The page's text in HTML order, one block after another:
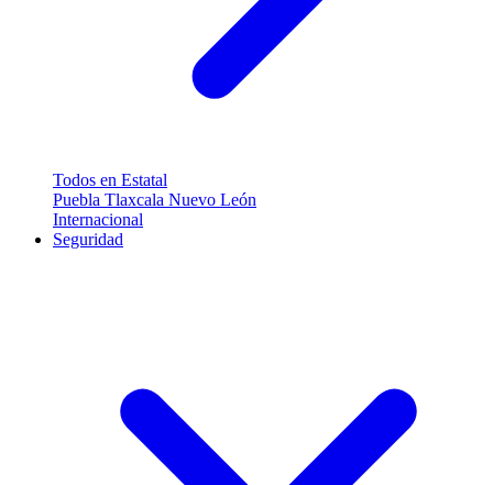
Todos en Estatal
Puebla Tlaxcala Nuevo León
Internacional
Seguridad